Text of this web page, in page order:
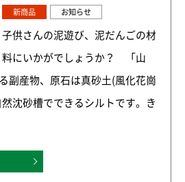
新商品 お知らせ
子供さんの泥遊び、泥だんごの材
料にいかがでしょうか？ 「山
副産物、原石は真砂土(風化花崗
沈砂槽でできるシルトです。き